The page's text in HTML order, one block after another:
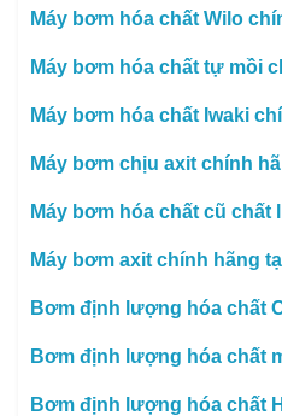
Máy bơm hóa chất Wilo
Máy bơm hóa chất tự mồi
Máy bơm hóa chất Iwaki
Máy bơm chịu axit chính
Máy bơm hóa chất cũ chất
Máy bơm axit chính hãng
Bơm định lượng hóa chất
Bơm định lượng hóa chất
Bơm định lượng hóa chất